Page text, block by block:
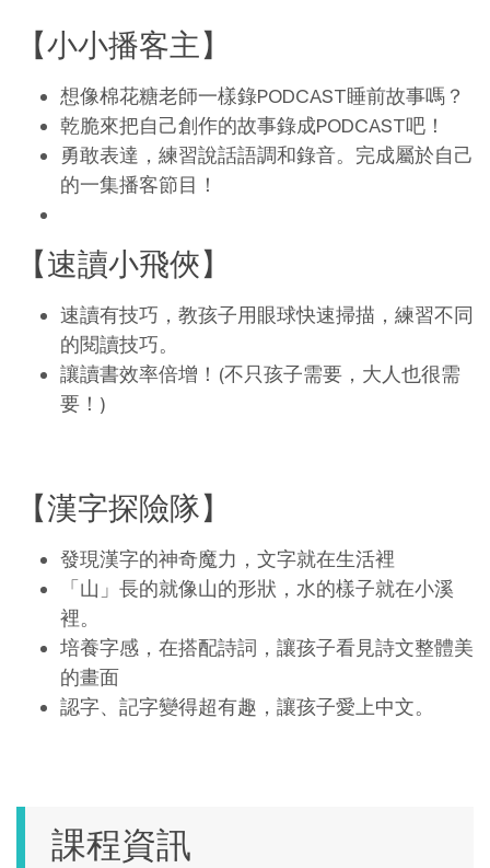
【小小播客主】
想像棉花糖老師一樣錄PODCAST睡前故事嗎？
乾脆來把自己創作的故事錄成PODCAST吧！
勇敢表達，練習說話語調和錄音。完成屬於自己
的一集播客節目！
【速讀小飛俠】
速讀有技巧，教孩子用眼球快速掃描，練習不同
的閱讀技巧。
讓讀書效率倍增！(不只孩子需要，大人也很需
要！)
【漢字探險隊】
發現漢字的神奇魔力，文字就在生活裡
「山」長的就像山的形狀，水的樣子就在小溪
裡。
培養字感，在搭配詩詞，讓孩子看見詩文整體美
的畫面
認字、記字變得超有趣，讓孩子愛上中文。
課程資訊